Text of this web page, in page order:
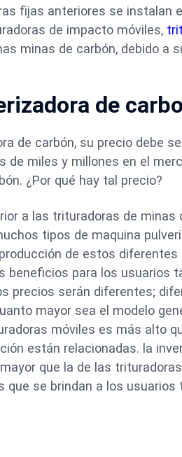
fijas anteriores se instalan
de impacto móviles,
minas de carbón, debido a
de
de carbón, su precio debe
de miles y millones en el
¿Por qué hay tal precio?
a las trituradoras de minas
tipos de maquina
de estos diferentes
beneficios para los usuarios
precios serán diferentes;
mayor sea el modelo
móviles es más alto
están relacionadas. la
que la de las
se brindan a los usuarios